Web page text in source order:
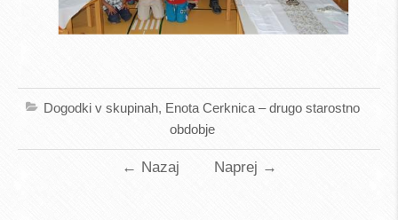
Dogodki v skupinah, Enota Cerknica – drugo starostno
obdobje
← Nazaj Naprej →